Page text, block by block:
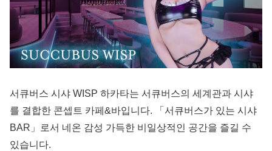
서큐버스 시샤 WISP 하카타는 서큐버스의 세계관과 시샤
를 결합한 콘셉트 카페&바입니다. 「서큐버스가 있는 시샤
BAR」로서 네온 감성 가득한 비일상적인 공간을 즐길 수
있습니다.